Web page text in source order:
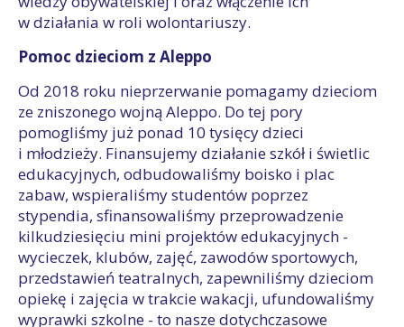
w działania w roli wolontariuszy.
Pomoc dzieciom z Aleppo
Od 2018 roku nieprzerwanie pomagamy dzieciom
ze zniszonego wojną Aleppo. Do tej pory
pomogliśmy już ponad 10 tysięcy dzieci
i młodzieży. Finansujemy działanie szkół i świetlic
edukacyjnych, odbudowaliśmy boisko i plac
zabaw, wspieraliśmy studentów poprzez
stypendia, sfinansowaliśmy przeprowadzenie
kilkudziesięciu mini projektów edukacyjnych -
wycieczek, klubów, zajęć, zawodów sportowych,
przedstawień teatralnych, zapewniliśmy dzieciom
opiekę i zajęcia w trakcie wakacji, ufundowaliśmy
wyprawki szkolne - to nasze dotychczasowe